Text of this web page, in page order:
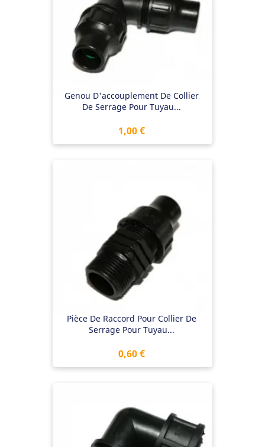
Genou D'accouplement De Collier
De Serrage Pour Tuyau...
Prix
1,00 €
Pièce De Raccord Pour Collier De
Serrage Pour Tuyau...
Prix
0,60 €